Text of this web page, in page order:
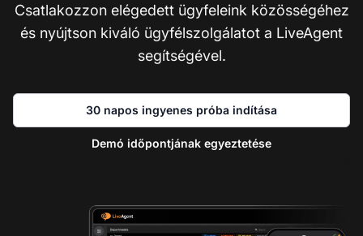
Csatlakozzon elégedett ügyfeleink közösségéhez
és nyújtson kiváló ügyfélszolgálatot a LiveAgent
segítségével.
30 napos ingyenes próba indítása
Demó időpontjának egyeztetése